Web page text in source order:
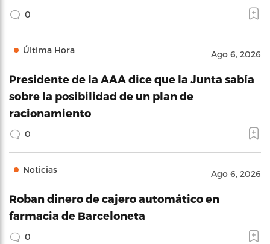
0
Última Hora Ago 6, 2026
Presidente de la AAA dice que la Junta sabía
sobre la posibilidad de un plan de
racionamiento
0
Noticias Ago 6, 2026
Roban dinero de cajero automático en
farmacia de Barceloneta
0